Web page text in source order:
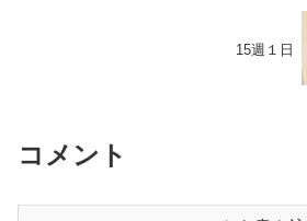
15週１日
コメント